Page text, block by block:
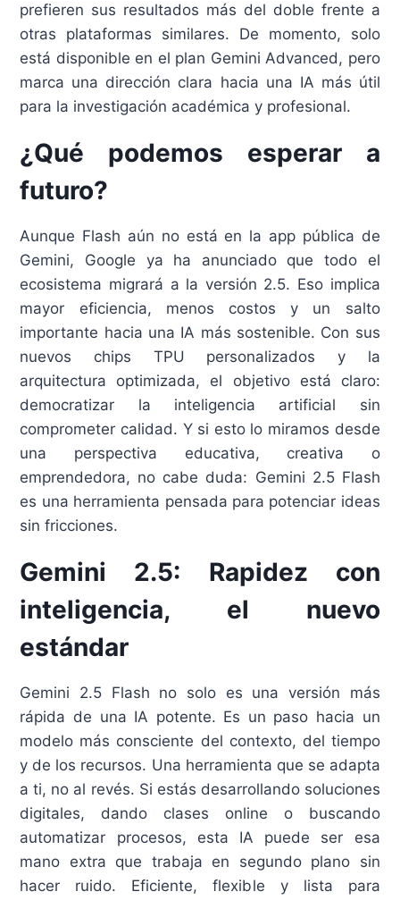
prefieren sus resultados más del doble frente a
otras plataformas similares. De momento, solo
está disponible en el plan Gemini Advanced, pero
marca una dirección clara hacia una IA más útil
para la investigación académica y profesional.
¿Qué podemos esperar a
futuro?
Aunque Flash aún no está en la app pública de
Gemini, Google ya ha anunciado que todo el
ecosistema migrará a la versión 2.5. Eso implica
mayor eficiencia, menos costos y un salto
importante hacia una IA más sostenible. Con sus
nuevos chips TPU personalizados y la
arquitectura optimizada, el objetivo está claro:
democratizar la inteligencia artificial sin
comprometer calidad. Y si esto lo miramos desde
una perspectiva educativa, creativa o
emprendedora, no cabe duda: Gemini 2.5 Flash
es una herramienta pensada para potenciar ideas
sin fricciones.
Gemini 2.5: Rapidez con
inteligencia, el nuevo
estándar
Gemini 2.5 Flash no solo es una versión más
rápida de una IA potente. Es un paso hacia un
modelo más consciente del contexto, del tiempo
y de los recursos. Una herramienta que se adapta
a ti, no al revés. Si estás desarrollando soluciones
digitales, dando clases online o buscando
automatizar procesos, esta IA puede ser esa
mano extra que trabaja en segundo plano sin
hacer ruido. Eficiente, flexible y lista para